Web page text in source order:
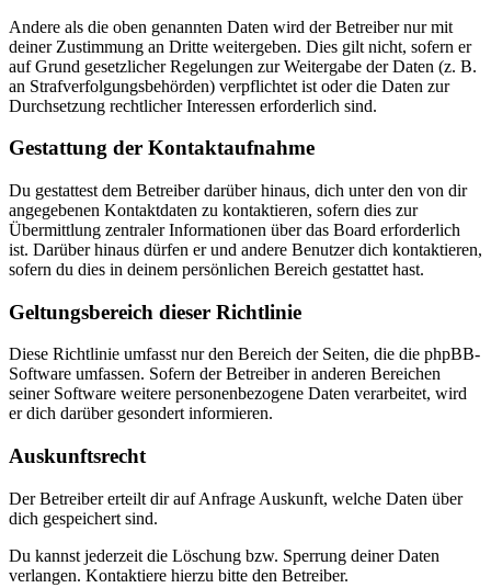
Andere als die oben genannten Daten wird der Betreiber nur mit
deiner Zustimmung an Dritte weitergeben. Dies gilt nicht, sofern er
auf Grund gesetzlicher Regelungen zur Weitergabe der Daten (z. B.
an Strafverfolgungsbehörden) verpflichtet ist oder die Daten zur
Durchsetzung rechtlicher Interessen erforderlich sind.
Gestattung der Kontaktaufnahme
Du gestattest dem Betreiber darüber hinaus, dich unter den von dir
angegebenen Kontaktdaten zu kontaktieren, sofern dies zur
Übermittlung zentraler Informationen über das Board erforderlich
ist. Darüber hinaus dürfen er und andere Benutzer dich kontaktieren,
sofern du dies in deinem persönlichen Bereich gestattet hast.
Geltungsbereich dieser Richtlinie
Diese Richtlinie umfasst nur den Bereich der Seiten, die die phpBB-
Software umfassen. Sofern der Betreiber in anderen Bereichen
seiner Software weitere personenbezogene Daten verarbeitet, wird
er dich darüber gesondert informieren.
Auskunftsrecht
Der Betreiber erteilt dir auf Anfrage Auskunft, welche Daten über
dich gespeichert sind.
Du kannst jederzeit die Löschung bzw. Sperrung deiner Daten
verlangen. Kontaktiere hierzu bitte den Betreiber.